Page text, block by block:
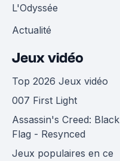
L'Odyssée
Actualité
Jeux vidéo
Top 2026 Jeux vidéo
007 First Light
Assassin's Creed: Black
Flag - Resynced
Jeux populaires en ce